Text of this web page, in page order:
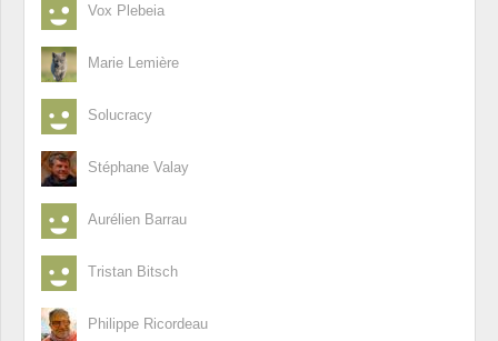
Vox Plebeia
Marie Lemière
Solucracy
Stéphane Valay
Aurélien Barrau
Tristan Bitsch
Philippe Ricordeau